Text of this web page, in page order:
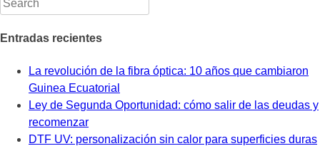
Entradas recientes
La revolución de la fibra óptica: 10 años que cambiaron
Guinea Ecuatorial
Ley de Segunda Oportunidad: cómo salir de las deudas y
recomenzar
DTF UV: personalización sin calor para superficies duras